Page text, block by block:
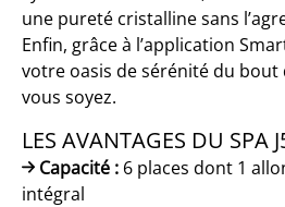
une pureté cristalline sans
Enfin, grâce à l’application
votre oasis de sérénité du bout
vous soyez.
LES AVANTAGES DU SPA
Capacité : 6 places dont 1
intégral